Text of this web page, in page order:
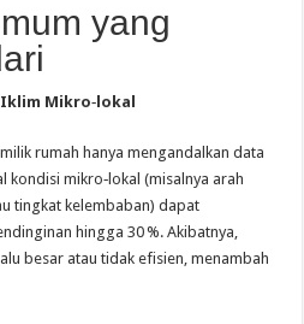
yang
Mikro‑lokal
rumah hanya mengandalkan data
kondisi mikro‑lokal (misalnya arah
tingkat kelembaban) dapat
hingga 30 %. Akibatnya,
besar atau tidak efisien, menambah